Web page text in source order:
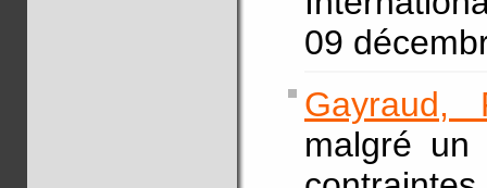
09
Gayraud,
malgré un